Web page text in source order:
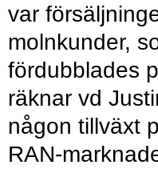
var
molnkunder,
fördubblades
räknar vd
någon tillväxt
RAN-